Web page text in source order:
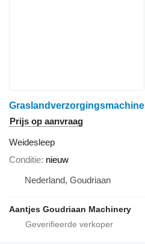
Graslandverzorgingsmachine
Prijs op aanvraag
Weidesleep
Conditie nieuw
Nederland, Goudriaan
Aantjes Goudriaan Machinery